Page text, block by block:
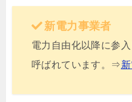
新電力事業者
電力自由化以降に参
呼ばれています。⇒